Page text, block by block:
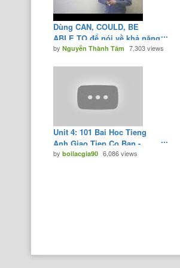
Dùng CAN, COULD, BE
ABLE TO để nói về khả năng
của ai đó (có Script)
byNguyễn Thành Tâm 7,303 views
Unit 4: 101 Bai Hoc Tieng
Anh Giao Tiep Co Ban -
Tiếng Anh Giao Tiếp Cơ Bản
byboilacgia90 6,086 views